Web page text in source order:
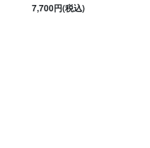
7,700円(税込)